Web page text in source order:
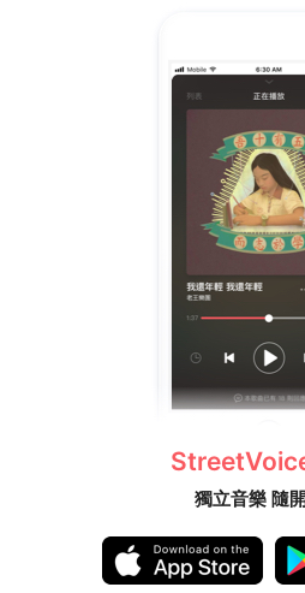
獨立音樂 隨